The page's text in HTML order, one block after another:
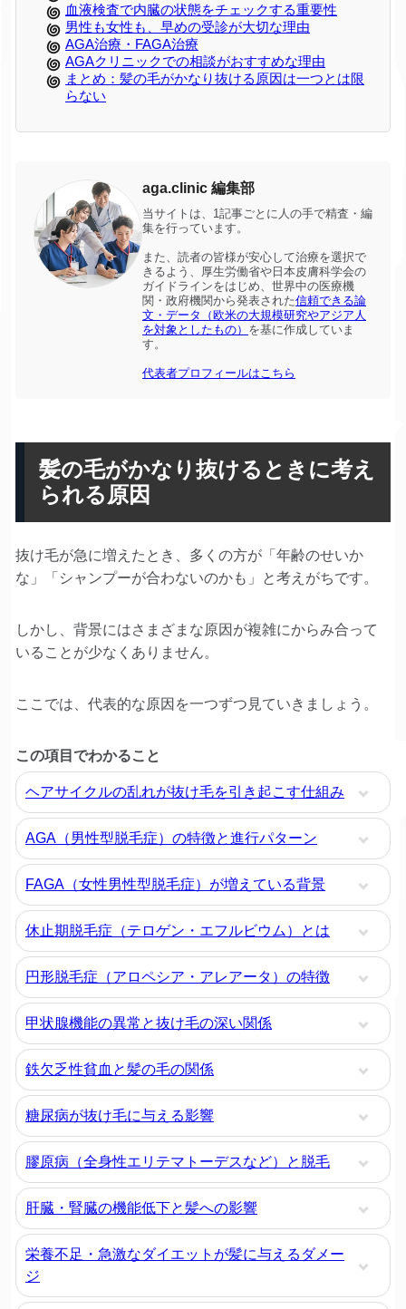
血液検査で内臓の状態をチェックする重要性
男性も女性も、早めの受診が大切な理由
AGA治療・FAGA治療
AGAクリニックでの相談がおすすめな理由
まとめ：髪の毛がかなり抜ける原因は一つとは限
らない
aga.clinic 編集部
当サイトは、1記事ごとに人の手で精査・編
集を行っています。
また、読者の皆様が安心して治療を選択で
きるよう、厚生労働省や日本皮膚科学会の
ガイドラインをはじめ、世界中の医療機
関・政府機関から発表された信頼できる論
文・データ（欧米の大規模研究やアジア人
を対象としたもの） を基に作成していま
す。
代表者プロフィールはこちら
髪の毛がかなり抜けるときに考え
られる原因
抜け毛が急に増えたとき、多くの方が「年齢のせいか
な」「シャンプーが合わないのかも」と考えがちです。
しかし、背景にはさまざまな原因が複雑にからみ合って
いることが少なくありません。
ここでは、代表的な原因を一つずつ見ていきましょう。
この項目でわかること
ヘアサイクルの乱れが抜け毛を引き起こす仕組み
AGA（男性型脱毛症）の特徴と進行パターン
FAGA（女性男性型脱毛症）が増えている背景
休止期脱毛症（テロゲン・エフルビウム）とは
円形脱毛症（アロペシア・アレアータ）の特徴
甲状腺機能の異常と抜け毛の深い関係
鉄欠乏性貧血と髪の毛の関係
糖尿病が抜け毛に与える影響
膠原病（全身性エリテマトーデスなど）と脱毛
肝臓・腎臓の機能低下と髪への影響
栄養不足・急激なダイエットが髪に与えるダメー
ジ